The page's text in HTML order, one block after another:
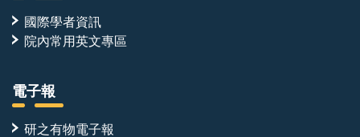
國際學者資訊
院內常用英文專區
電子報
研之有物電子報